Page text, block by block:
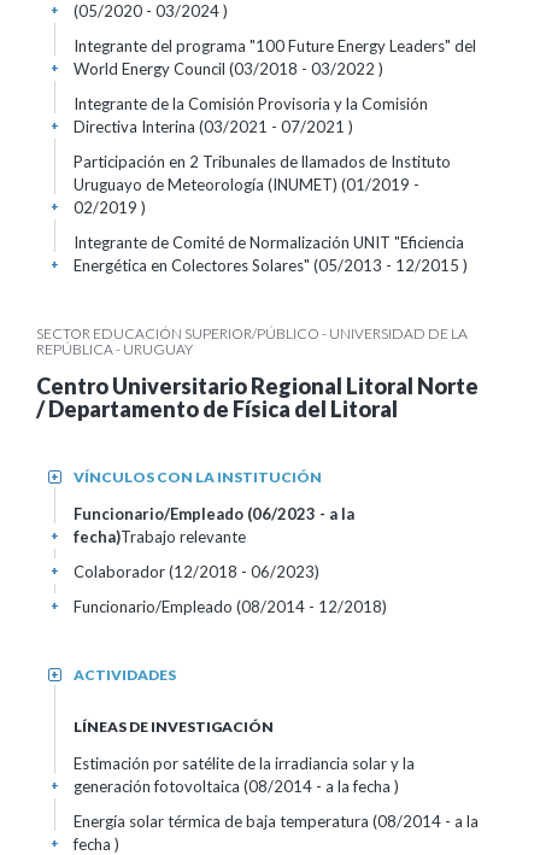
(05/2020 - 03/2024 )
+
Integrante del programa "100 Future Energy Leaders" del
World Energy Council (03/2018 - 03/2022 )
+
Integrante de la Comisión Provisoria y la Comisión
Directiva Interina (03/2021 - 07/2021 )
+
Participación en 2 Tribunales de llamados de Instituto
Uruguayo de Meteorología (INUMET) (01/2019 -
02/2019 )
+
Integrante de Comité de Normalización UNIT "Eficiencia
Energética en Colectores Solares" (05/2013 - 12/2015 )
+
SECTOR EDUCACIÓN SUPERIOR/PÚBLICO - UNIVERSIDAD DE LA
REPÚBLICA - URUGUAY
Centro Universitario Regional Litoral Norte
/ Departamento de Física del Litoral
VÍNCULOS CON LA INSTITUCIÓN
+
Funcionario/Empleado (06/2023 - a la
fecha)Trabajo relevante
+
Colaborador (12/2018 - 06/2023)
+
Funcionario/Empleado (08/2014 - 12/2018)
+
ACTIVIDADES
+
LÍNEAS DE INVESTIGACIÓN
Estimación por satélite de la irradiancia solar y la
generación fotovoltaica (08/2014 - a la fecha )
+
Energía solar térmica de baja temperatura (08/2014 - a la
fecha )
+